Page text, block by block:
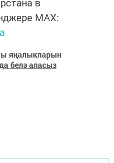
MАХ:
яңалыкларын
белә аласыз